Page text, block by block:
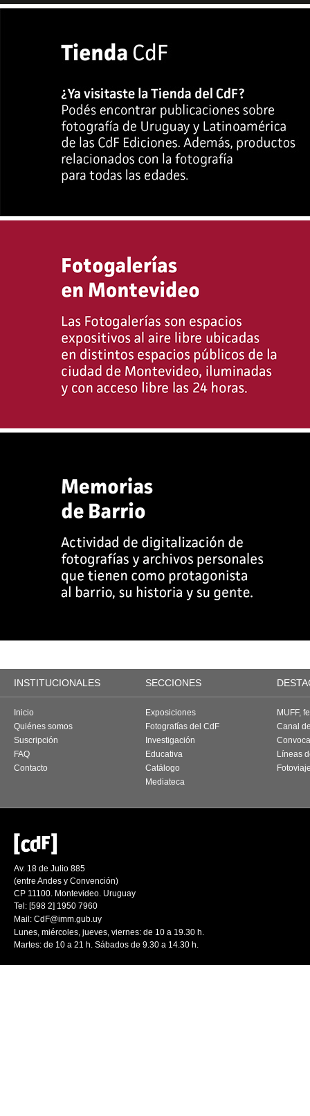
INSTITUCIONALES SECCIONES
Inicio
Quiénes somos
Suscripción
FAQ
Contacto
Exposiciones
Fotografías del CdF
Investigación
Educativa
Catálogo
Mediateca
MUFF,
Canal
Líneas
Av. 18 de Julio 885
(entre Andes y Convención)
CP 11100. Montevideo. Uruguay
Tel: [598 2] 1950 7960
Mail: CdF@imm.gub.uy
Lunes, miércoles, jueves, viernes: de 10 a 19.30 h.
Martes: de 10 a 21 h. Sábados de 9.30 a 14.30 h.